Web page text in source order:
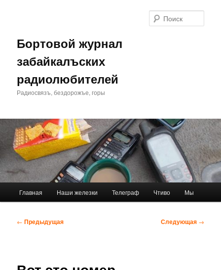
Бортовой журнал
забайкалъских
радиолюбителей
Радиосвязъ, бездорожъе, горы
Главная Наши железки Телеграф Чтиво Мы
Навигация
← Предыдущая Следующая →